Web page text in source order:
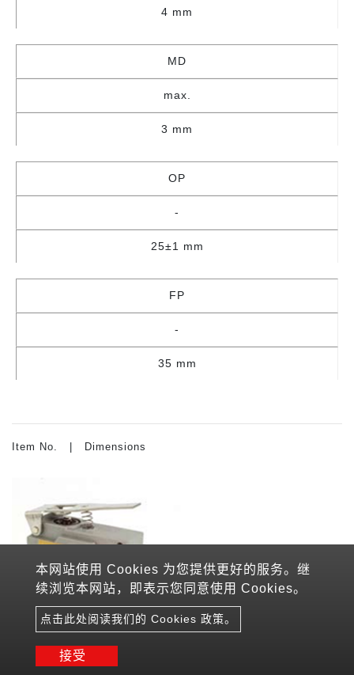
4 mm
MD
max.
3 mm
OP
-
25±1 mm
FP
-
35 mm
Item No. | Dimensions
本网站使用 Cookies 为您提供更好的服务。继
续浏览本网站，即表示您同意使用 Cookies。
点击此处阅读我们的 Cookies 政策。
接受